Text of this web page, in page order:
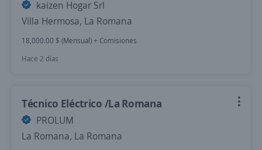
kaizen Hogar Srl
Villa Hermosa, La Romana
18,000.00 $ (Mensual) + Comisiones
Hace 2 días
Técnico Eléctrico /La Romana
PROLUM
La Romana, La Romana